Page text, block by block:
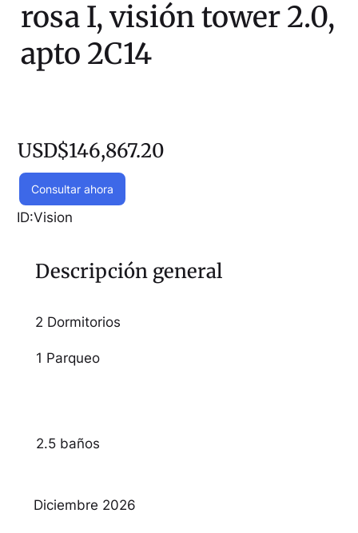
rosa I, visión tower 2.0,
apto 2C14
Consultar ahora
USD$146,867.20
ID:Vision
Descripción general
2 Dormitorios
2.5 baños
1 Parqueo
Diciembre 2026